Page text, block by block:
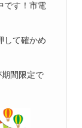
です！市電
して確かめ
間限定で